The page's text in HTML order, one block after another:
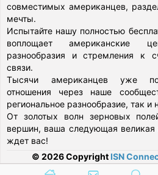
совместимых американцев,
мечты.
Испытайте нашу полностью
воплощает американские
разнообразия и стремления к
связи.
Тысячи американцев уже
отношения через наше
региональное разнообразие, так и
От золотых волн зерновых
вершин, ваша следующая
ждет вас!
© 2026 Copyright ISN